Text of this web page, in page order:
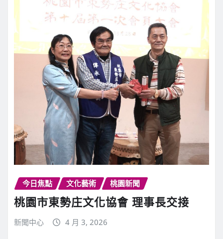
今日焦點 文化藝術 桃園新聞
桃園市東勢庄文化協會 理事長交接
新聞中心 4 月 3, 2026